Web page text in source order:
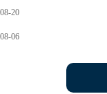
20
06